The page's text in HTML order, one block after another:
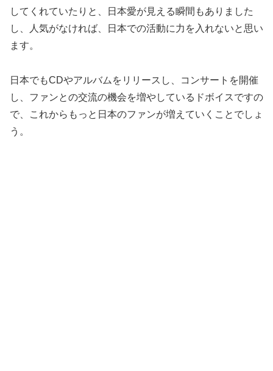
してくれていたりと、日本愛が見える瞬間もありました
し、人気がなければ、日本での活動に力を入れないと思い
ます。
日本でもCDやアルバムをリリースし、コンサートを開催
し、ファンとの交流の機会を増やしているドボイスですの
で、これからもっと日本のファンが増えていくことでしょ
う。